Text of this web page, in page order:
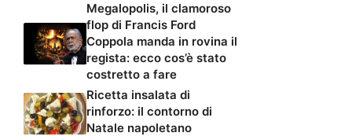
Megalopolis, il clamoroso
flop di Francis Ford
Coppola manda in rovina il
regista: ecco cos’è stato
costretto a fare
Ricetta insalata di
rinforzo: il contorno di
Natale napoletano